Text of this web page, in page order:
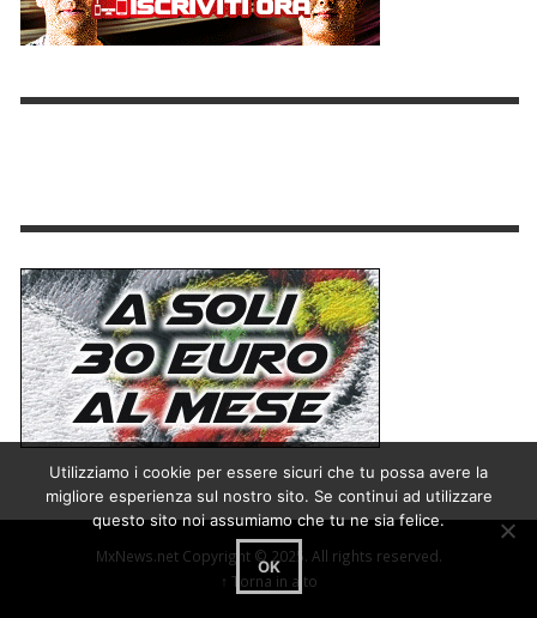
MxNews.net Copyright © 2025. All rights reserved.
↑ Torna in alto
Utilizziamo i cookie per essere sicuri che tu possa avere la
migliore esperienza sul nostro sito. Se continui ad utilizzare
questo sito noi assumiamo che tu ne sia felice.
OK